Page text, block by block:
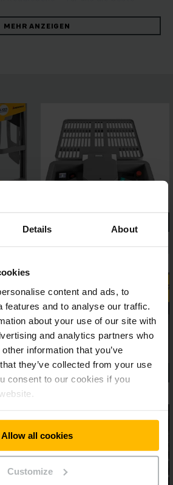
Details About
content and ads, to
features and to analyse our traffic.
about your use of our site with
and analytics partners who
information that you’ve
they’ve collected from your use
consent to our cookies if you
Allow all cookies
Customize
Standhöhe passt der EKM
Filialgänge und niedrige Türen.
Bedienraum bietet dem
der Fahrt als auch beim seitlichen
Standposition sowie stets gute
Ergonomisch angeordnete
gleichzeitiges Heben und Fahren
mit dem EKM höchst effizient
MEHR ANZEIGEN